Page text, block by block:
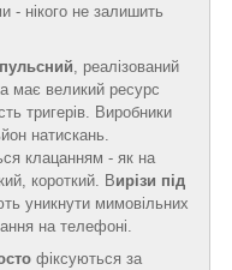
- нікого не залишить
, реалізований
має великий ресурс
тригерів. Виробники
натискань.
клацанням - як на
короткий. Вирізи під
уникнути мимовільних
на телефоні.
фіксуються за